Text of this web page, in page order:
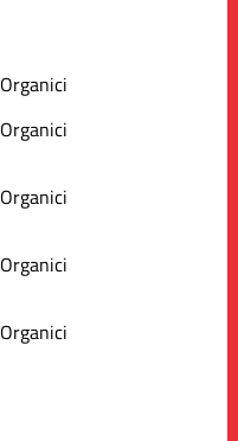
Organici
Organici
Organici
Organici
Organici